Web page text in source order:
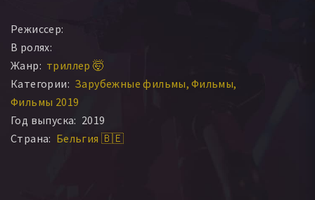
Режиссер:
В ролях:
Жанр: триллер 🤯
Категории: Зарубежные фильмы Фильмы
Фильмы 2019
Год выпуска: 2019
Страна: Бельгия 🇧🇪